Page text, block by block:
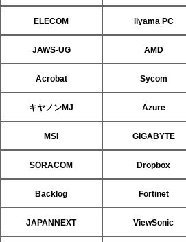
ELECOM iiyama PC
JAWS-UG AMD
Acrobat Sycom
キヤノンMJ Azure
MSI GIGABYTE
SORACOM Dropbox
Backlog Fortinet
JAPANNEXT ViewSonic